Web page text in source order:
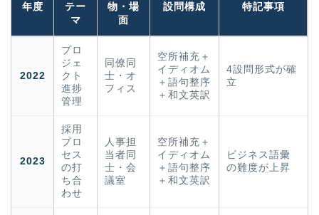
年度
テー
マ
物・場
面
設問構成 特記事項
2022
プロ
ジェ
クト
進捗
管理
同僚同
士・オ
フィス
空所補充＋
イディオム
＋語句整序
＋和文英訳
4設問形式が確
立
2023
採用
プロ
セス
の打
ち合
わせ
人事担
当者同
士・会
議室
空所補充＋
イディオム
＋語句整序
＋和文英訳
ビジネス語彙
の難度が上昇